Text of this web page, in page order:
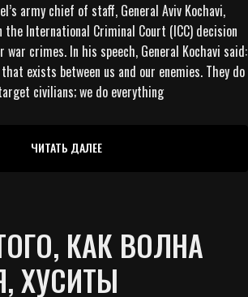
army chief of staff, General Aviv Kochavi,
International Criminal Court (ICC) decision
crimes. In his speech, General Kochavi said:
exists between us and our enemies. They do
civilians; we do everything
ЧИТАТЬ ДАЛЕЕ
КАК ВОЛНА
ХУСИТЫ